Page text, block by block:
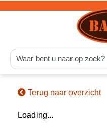
Terug naar overzicht
Loading...